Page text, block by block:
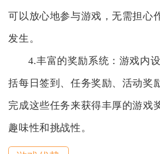
可以放心地参与游戏，无需担心
发生。
4.丰富的奖励系统：游戏内
括每日签到、任务奖励、活动奖
完成这些任务来获得丰厚的游戏
趣味性和挑战性。